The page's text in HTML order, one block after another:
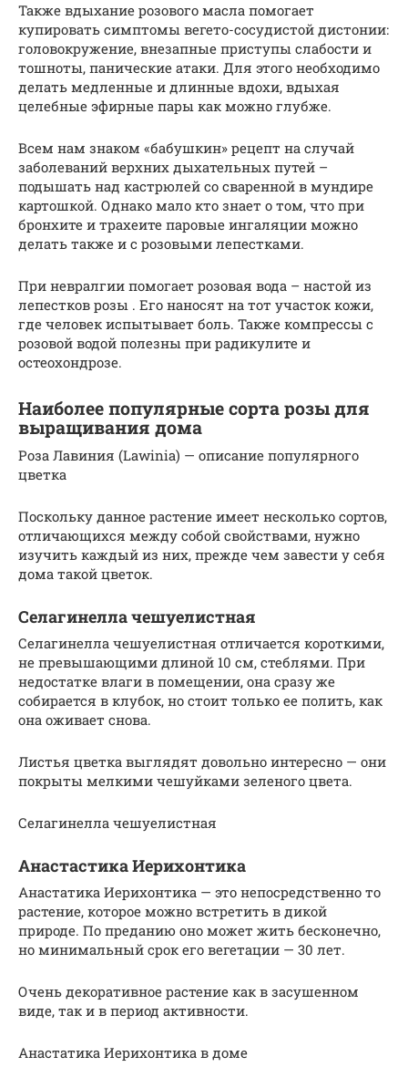
Также вдыхание розового масла помогает
купировать симптомы вегето-сосудистой дистонии:
головокружение, внезапные приступы слабости и
тошноты, панические атаки. Для этого необходимо
делать медленные и длинные вдохи, вдыхая
целебные эфирные пары как можно глубже.
Всем нам знаком «бабушкин» рецепт на случай
заболеваний верхних дыхательных путей –
подышать над кастрюлей со сваренной в мундире
картошкой. Однако мало кто знает о том, что при
бронхите и трахеите паровые ингаляции можно
делать также и с розовыми лепестками.
При невралгии помогает розовая вода – настой из
лепестков розы . Его наносят на тот участок кожи,
где человек испытывает боль. Также компрессы с
розовой водой полезны при радикулите и
остеохондрозе.
Наиболее популярные сорта розы для
выращивания дома
Роза Лавиния (Lawinia) — описание популярного
цветка
Поскольку данное растение имеет несколько сортов,
отличающихся между собой свойствами, нужно
изучить каждый из них, прежде чем завести у себя
дома такой цветок.
Селагинелла чешуелистная
Селагинелла чешуелистная отличается короткими,
не превышающими длиной 10 см, стеблями. При
недостатке влаги в помещении, она сразу же
собирается в клубок, но стоит только ее полить, как
она оживает снова.
Листья цветка выглядят довольно интересно — они
покрыты мелкими чешуйками зеленого цвета.
Селагинелла чешуелистная
Анастастика Иерихонтика
Анастатика Иерихонтика — это непосредственно то
растение, которое можно встретить в дикой
природе. По преданию оно может жить бесконечно,
но минимальный срок его вегетации — 30 лет.
Очень декоративное растение как в засушенном
виде, так и в период активности.
Анастатика Иерихонтика в доме